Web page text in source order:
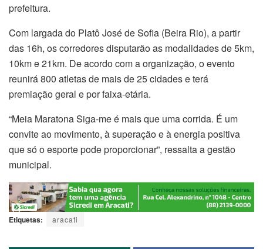
prefeitura.
Com largada do Platô José de Sofia (Beira Rio), a partir
das 16h, os corredores disputarão as modalidades de 5km,
10km e 21km. De acordo com a organização, o evento
reunirá 800 atletas de mais de 25 cidades e terá
premiação geral e por faixa-etária.
“Meia Maratona Siga-me é mais que uma corrida. É um
convite ao movimento, à superação e à energia positiva
que só o esporte pode proporcionar”, ressalta a gestão
municipal.
Etiquetas: aracati